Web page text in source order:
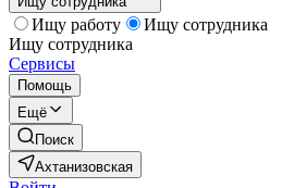
Ищу работу
Ищу сотрудника
Ищу сотрудника
Сервисы
Помощь
Ещё
Поиск
Ахтанизовская